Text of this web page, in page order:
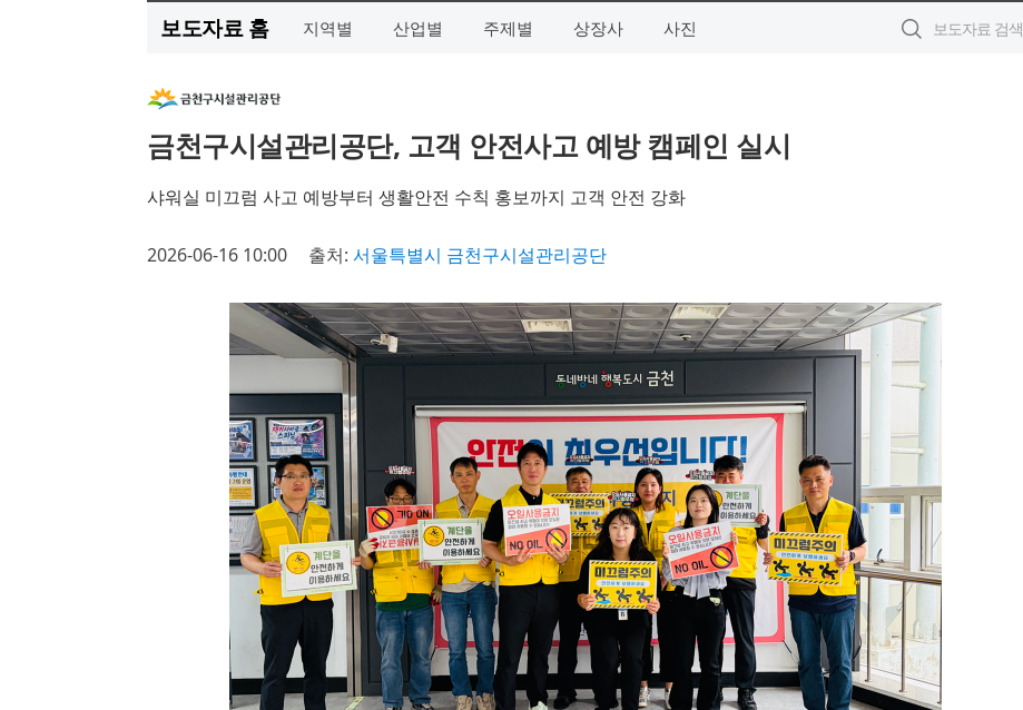
보도자료 홈 지역별 산업별 주제별 상장사 사진
금천구시설관리공단, 고객 안전사고 예방 캠페인 실시
샤워실 미끄럼 사고 예방부터 생활안전 수칙 홍보까지 고객 안전 강화
2026-06-16 10:00 출처: 서울특별시 금천구시설관리공단